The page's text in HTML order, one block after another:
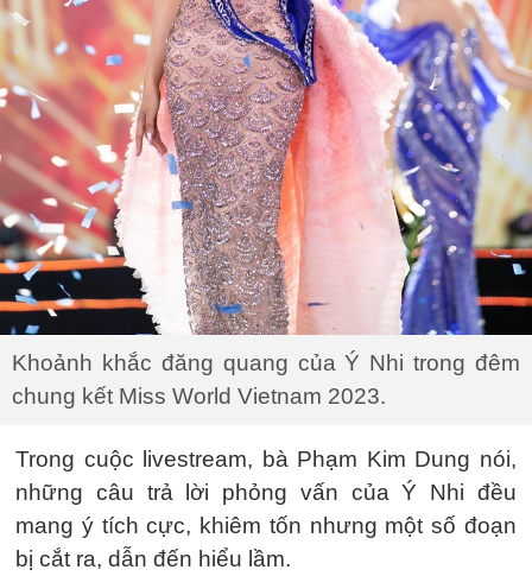
Khoảnh khắc đăng quang của Ý Nhi trong đêm
chung kết Miss World Vietnam 2023.
Trong cuộc livestream, bà Phạm Kim Dung nói,
những câu trả lời phỏng vấn của Ý Nhi đều
mang ý tích cực, khiêm tốn nhưng một số đoạn
bị cắt ra, dẫn đến hiểu lầm.